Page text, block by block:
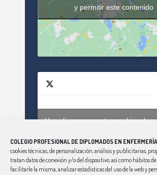
COLEGIO PROFESIONAL DE DIPLOMADOS EN
cookies técnicas, de personalización, análisis y publicitarias,
tratan datos de conexión y/o del dispositivo, así como hábitos
facilitarle la misma, analizar estadísticas del uso de la web y
y permitir este contenido
Haz clic para aceptar cookies de